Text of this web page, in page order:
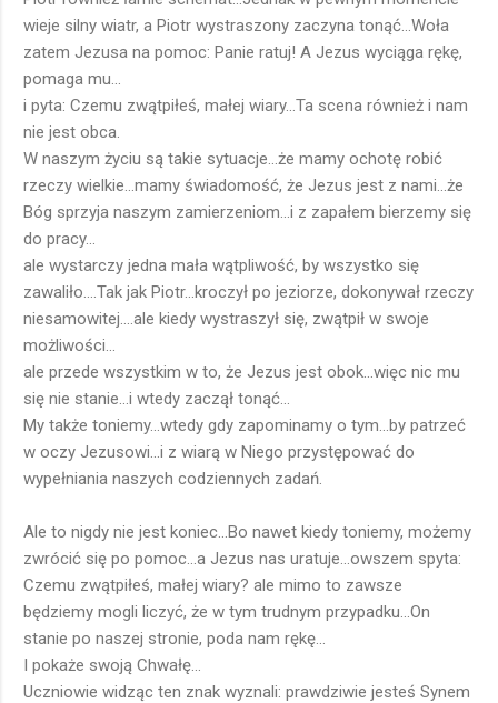
wieje silny wiatr, a Piotr wystraszony zaczyna tonąć...Woła
zatem Jezusa na pomoc: Panie ratuj! A Jezus wyciąga rękę,
pomaga mu...
i pyta: Czemu zwątpiłeś, małej wiary...Ta scena również i nam
nie jest obca.
W naszym życiu są takie sytuacje...że mamy ochotę robić
rzeczy wielkie...mamy świadomość, że Jezus jest z nami...że
Bóg sprzyja naszym zamierzeniom...i z zapałem bierzemy się
do pracy...
ale wystarczy jedna mała wątpliwość, by wszystko się
zawaliło....Tak jak Piotr...kroczył po jeziorze, dokonywał rzeczy
niesamowitej....ale kiedy wystraszył się, zwątpił w swoje
możliwości...
ale przede wszystkim w to, że Jezus jest obok...więc nic mu
się nie stanie...i wtedy zaczął tonąć...
My także toniemy...wtedy gdy zapominamy o tym...by patrzeć
w oczy Jezusowi...i z wiarą w Niego przystępować do
wypełniania naszych codziennych zadań.
Ale to nigdy nie jest koniec...Bo nawet kiedy toniemy, możemy
zwrócić się po pomoc...a Jezus nas uratuje...owszem spyta:
Czemu zwątpiłeś, małej wiary? ale mimo to zawsze
będziemy mogli liczyć, że w tym trudnym przypadku...On
stanie po naszej stronie, poda nam rękę...
I pokaże swoją Chwałę...
Uczniowie widząc ten znak wyznali: prawdziwie jesteś Synem